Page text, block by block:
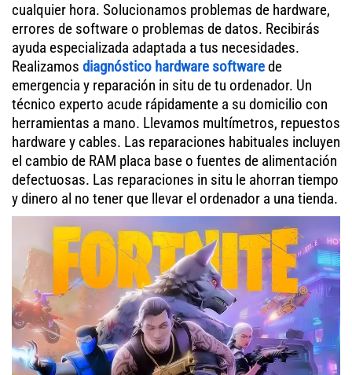
cualquier hora. Solucionamos problemas de hardware,
errores de software o problemas de datos. Recibirás
ayuda especializada adaptada a tus necesidades.
Realizamos diagnóstico hardware softwarede
emergencia y reparación in situ de tu ordenador. Un
técnico experto acude rápidamente a su domicilio con
herramientas a mano. Llevamos multímetros, repuestos
hardware y cables. Las reparaciones habituales incluyen
el cambio de RAM placa base o fuentes de alimentación
defectuosas. Las reparaciones in situ le ahorran tiempo
y dinero al no tener que llevar el ordenador a una tienda.